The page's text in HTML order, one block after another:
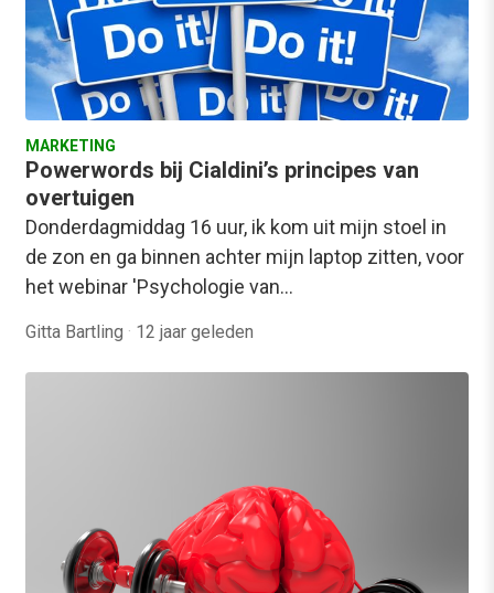
MARKETING
Powerwords bij Cialdini’s principes van
overtuigen
Donderdagmiddag 16 uur, ik kom uit mijn stoel in
de zon en ga binnen achter mijn laptop zitten, voor
het webinar 'Psychologie van…
Gitta Bartling · 12 jaar geleden